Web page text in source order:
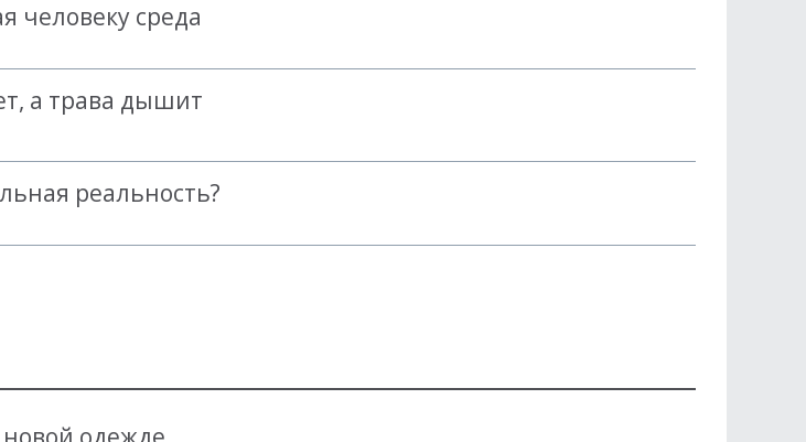
человеку среда
а трава дышит
реальность?